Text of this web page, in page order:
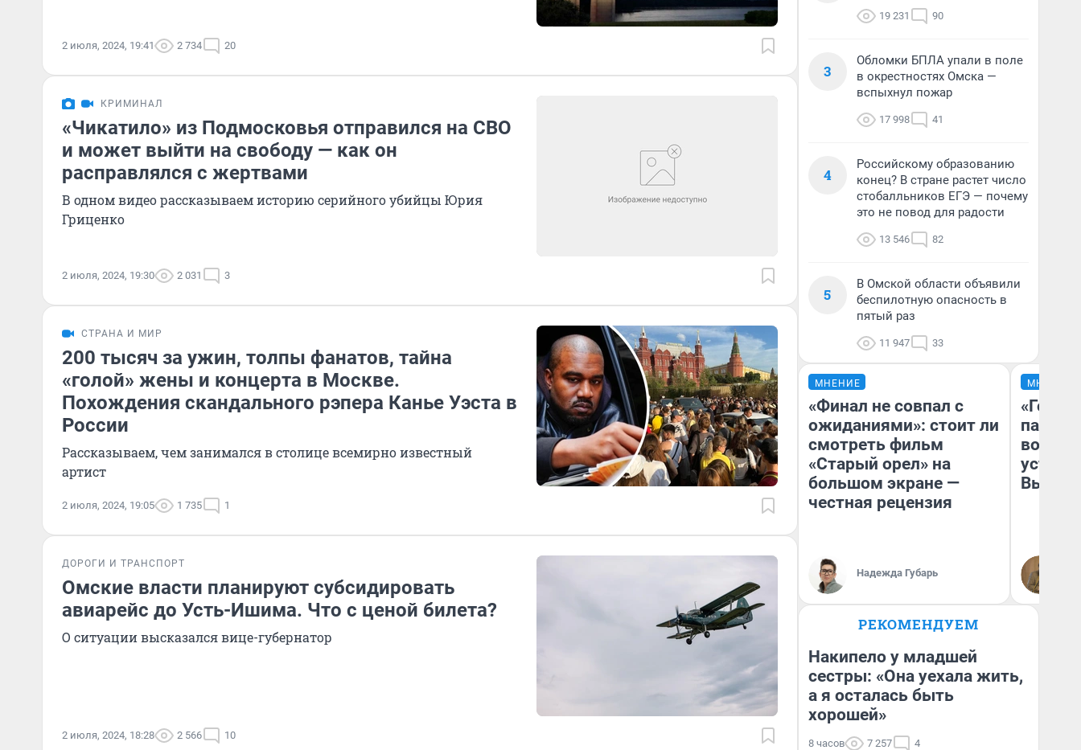
2 июля, 2024, 19:41 2 734 20
КРИМИНАЛ
«Чикатило» из Подмосковья отправился на СВО
и может выйти на свободу — как он
расправлялся с жертвами
В одном видео рассказываем историю серийного убийцы Юрия
Гриценко
2 июля, 2024, 19:30 2 031 3
СТРАНА И МИР
200 тысяч за ужин, толпы фанатов, тайна
«голой» жены и концерта в Москве.
Похождения скандального рэпера Канье Уэста в
России
Рассказываем, чем занимался в столице всемирно известный
артист
2 июля, 2024, 19:05 1 735 1
ДОРОГИ И ТРАНСПОРТ
Омские власти планируют субсидировать
авиарейс до Усть-Ишима. Что с ценой билета?
О ситуации высказался вице-губернатор
2 июля, 2024, 18:28 2 566 10
19 231 90
3
Обломки БПЛА упали в поле
в окрестностях Омска —
вспыхнул пожар
17 998 41
4
Российскому образованию
конец? В стране растет число
стобалльников ЕГЭ — почему
это не повод для радости
13 546 82
5
В Омской области объявили
беспилотную опасность в
пятый раз
11 947 33
МНЕНИЕ
«Финал не совпал с
ожиданиями»: стоит ли
смотреть фильм
«Старый орел» на
большом экране —
честная рецензия
Надежда Губарь
МНЕНИЕ
РЕКОМЕНДУЕМ
Накипело у младшей
сестры: «Она уехала жить,
а я осталась быть
хорошей»
8 часов 7 257 4